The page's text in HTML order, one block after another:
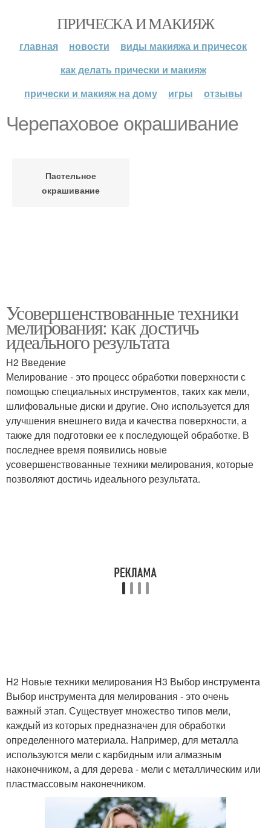
ПРИЧЕСКА И МАКИЯЖ
главная новости
виды макияжа и причесок
как делать прически и макияж
прически и макияж на дому
игры отзывы
Черепаховое окрашивание
Пастельное
окрашивание
Усовершенствованные техники
мелирования: как достичь
идеального результата
H2 Введение
Мелирование - это процесс обработки поверхности с
помощью специальных инструментов, таких как мели,
шлифовальные диски и другие. Оно используется для
улучшения внешнего вида и качества поверхности, а
также для подготовки ее к последующей обработке. В
последнее время появились новые
усовершенствованные техники мелирования, которые
позволяют достичь идеального результата.
H2 Новые техники мелирования H3 Выбор инструмента
Выбор инструмента для мелирования - это очень
важный этап. Существует множество типов мели,
каждый из которых предназначен для обработки
определенного материала. Например, для металла
используются мели с карбидным или алмазным
наконечником, а для дерева - мели с металлическим или
пластмассовым наконечником.